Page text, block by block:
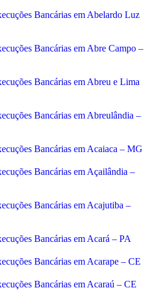
Bancárias em Abelardo Luz
Bancárias em Abre Campo –
Bancárias em Abreu e Lima
Bancárias em Abreulândia –
Bancárias em Acaiaca – MG
Bancárias em Açailândia –
Bancárias em Acajutiba –
Bancárias em Acará – PA
Bancárias em Acarape – CE
Bancárias em Acaraú – CE